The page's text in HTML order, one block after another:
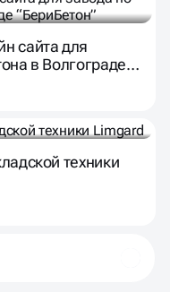
сайта для
в Волгограде
техники